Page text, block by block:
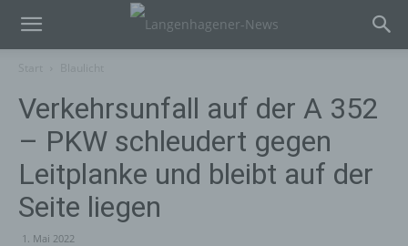
Verkehrsunfall auf der A 352
– PKW schleudert gegen
Leitplanke und bleibt auf der
Seite liegen
1. Mai 2022